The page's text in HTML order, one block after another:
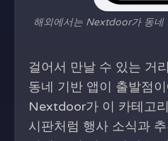
해외에서는 Nextdoor가 동네
걸어서 만날 수 있는 거
동네 기반 앱이 출발점
Nextdoor가 이 카테고
시판처럼 행사 소식과